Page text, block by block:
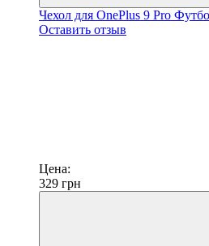
Чехол для OnePlus 9 Pro
Оставить отзыв
Цена:
329 грн